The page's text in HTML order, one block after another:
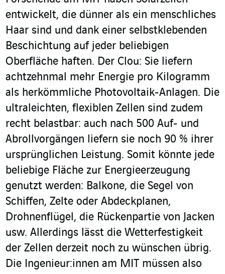
entwickelt, die dünner als ein menschliches
Haar sind und dank einer selbstklebenden
Beschichtung auf jeder beliebigen
Oberfläche haften. Der Clou: Sie liefern
achtzehnmal mehr Energie pro Kilogramm
als herkömmliche Photovoltaik-Anlagen. Die
ultraleichten, flexiblen Zellen sind zudem
recht belastbar: auch nach 500 Auf- und
Abrollvorgängen liefern sie noch 90 % ihrer
ursprünglichen Leistung. Somit könnte jede
beliebige Fläche zur Energieerzeugung
genutzt werden: Balkone, die Segel von
Schiffen, Zelte oder Abdeckplanen,
Drohnenflügel, die Rückenpartie von Jacken
usw. Allerdings lässt die Wetterfestigkeit
der Zellen derzeit noch zu wünschen übrig.
Die Ingenieur:innen am MIT müssen also